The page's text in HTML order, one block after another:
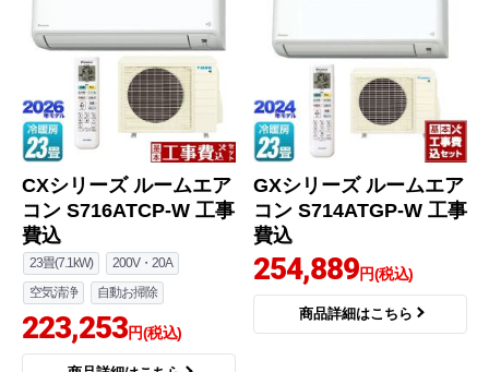
CXシリーズ ルームエア
コン S716ATCP-W 工事
費込
23畳(7.1kW)
200V・20A
空気清浄
自動お掃除
223,253円(税込)
GXシリーズ ルームエア
コン S714ATGP-W 工事
費込
254,889円(税込)
商品詳細はこちら